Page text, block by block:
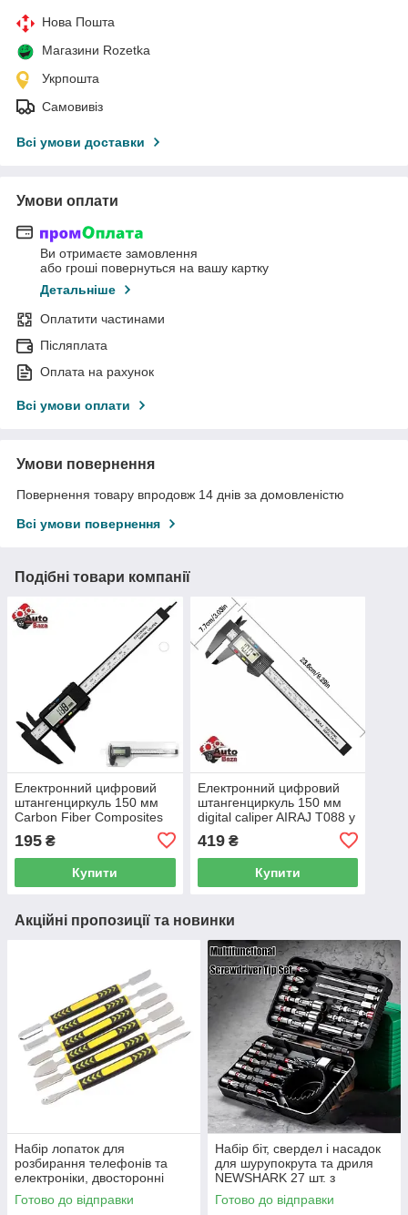
Нова Пошта
Магазини Rozetka
Укрпошта
Самовивіз
Всі умови доставки
Умови оплати
Ви отримаєте замовлення
або гроші повернуться на вашу картку
Детальніше
Оплатити частинами
Післяплата
Оплата на рахунок
Всі умови оплати
Умови повернення
Повернення товару впродовж 14 днів за домовленістю
Всі умови повернення
Подібні товари компанії
Електронний цифровий
штангенциркуль 150 мм
Carbon Fiber Composites
195 ₴
Купити
Електронний цифровий
штангенциркуль 150 мм
digital caliper AIRAJ T088 у
батарейка
419₴
Купити
Акційні пропозиції та новинки
Набір лопаток для
розбирання телефонів та
електроніки, двосторонні
металеві інструменти для
відкривання корпусів 6 шт.
Готово до відправки
Набір біт, свердел і насадок
для шурупокрута та дриля
NEWSHARK 27 шт. з
головками 8–10 мм,
коронкою 51 мм і
Готово до відправки